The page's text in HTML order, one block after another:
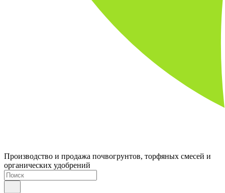
Производство и продажа почвогрунтов, торфяных смесей и
органических удобрений